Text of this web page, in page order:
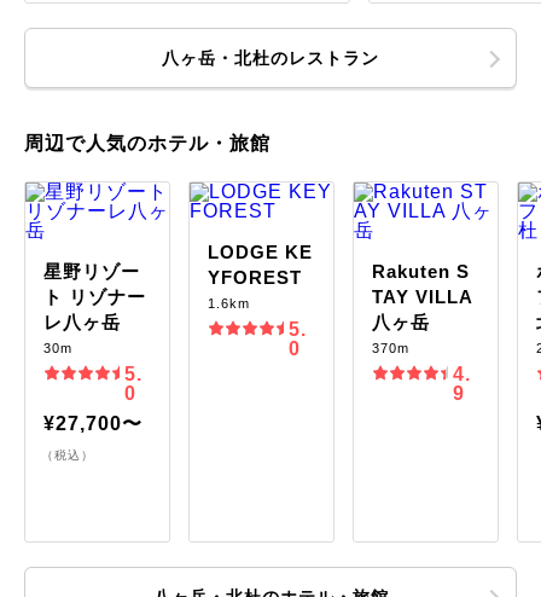
八ヶ岳・北杜のレストラン
周辺で人気のホテル・旅館
星野リゾー
ト リゾナー
レ八ヶ岳
30m
5.
0
¥27,700〜
（税込）
LODGE KE
YFOREST
1.6km
5.
0
Rakuten S
TAY VILLA
八ヶ岳
370m
4.
9